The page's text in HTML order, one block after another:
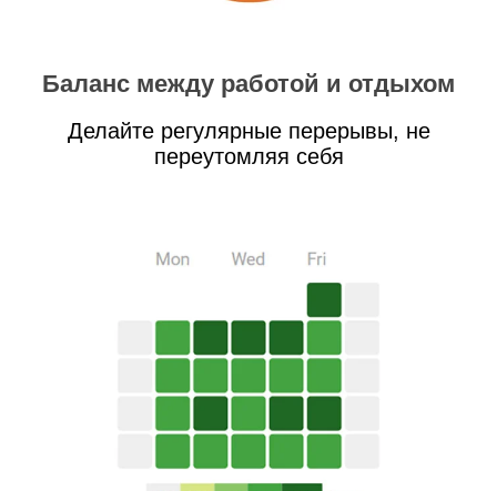
Баланс между работой и отдыхом
Делайте регулярные перерывы, не
переутомляя себя